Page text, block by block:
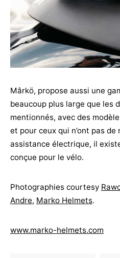
Mârkö, propose aussi une
beaucoup plus large que les
mentionnés, avec des
et pour ceux qui n’ont pas
assistance électrique, il
conçue pour le vélo.
Photographies courtesy
Andre, Marko Helmets.
www.marko-helmets.com